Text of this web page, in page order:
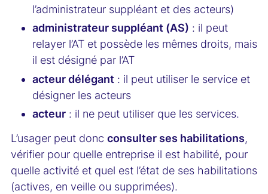
l’administrateur suppléant et des acteurs)
administrateur suppléant (AS) : il peut
relayer l’AT et possède les mêmes droits, mais
il est désigné par l’AT
acteur délégant : il peut utiliser le service et
désigner les acteurs
acteur : il ne peut utiliser que les services.
L’usager peut donc consulter ses habilitations,
vérifier pour quelle entreprise il est habilité, pour
quelle activité et quel est l’état de ses habilitations
(actives, en veille ou supprimées).